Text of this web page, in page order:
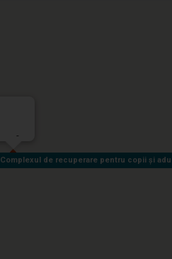
Complexul de recuperare pentru copii și
Complexul de recuperare pentru copii și
-